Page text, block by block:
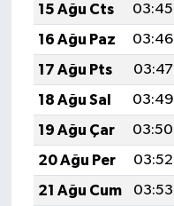
15 Ağu Cts
03:45
16 Ağu Paz
03:46
17 Ağu Pts
03:47
18 Ağu Sal
03:49
19 Ağu Çar
03:50
20 Ağu Per
03:52
21 Ağu Cum
03:53